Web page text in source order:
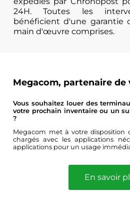
24H. Toutes les
bénéficient d'une garantie
main d'œuvre comprises.
Megacom, partenaire de
Vous souhaitez louer des
votre prochain inventaire ou un
?
Megacom met à votre disposition
chargés avec les applications
applications pour un usage
En savoir